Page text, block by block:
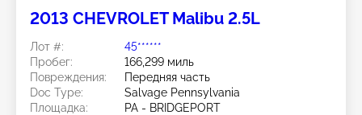
2013 CHEVROLET Malibu 2.5L
Лот #:
45******
Пробег:
166,299 миль
Повреждения:
Передняя часть
Doc Type:
Salvage Pennsylvania
Площадка:
PA - BRIDGEPORT